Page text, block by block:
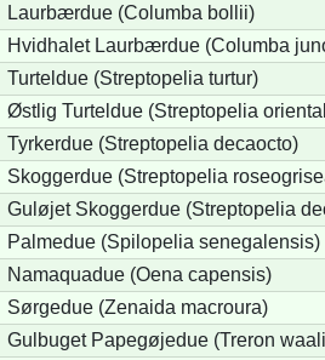
Laurbærdue (Columba bollii)
Hvidhalet Laurbærdue (Columba
Turteldue (Streptopelia turtur)
Østlig Turteldue (Streptopelia
Tyrkerdue (Streptopelia decaocto)
Skoggerdue (Streptopelia
Guløjet Skoggerdue (Streptopelia
Palmedue (Spilopelia senegalensis)
Namaquadue (Oena capensis)
Sørgedue (Zenaida macroura)
Gulbuget Papegøjedue (Treron